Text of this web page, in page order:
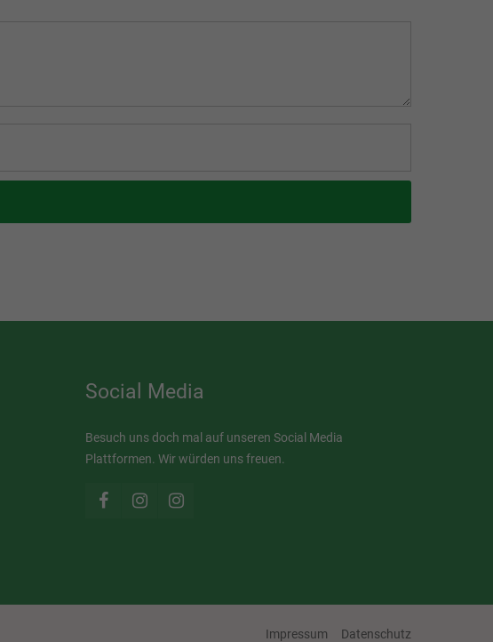
Social Media
Besuch uns doch mal auf unseren Social Media
Plattformen. Wir würden uns freuen.
Impressum Datenschutz